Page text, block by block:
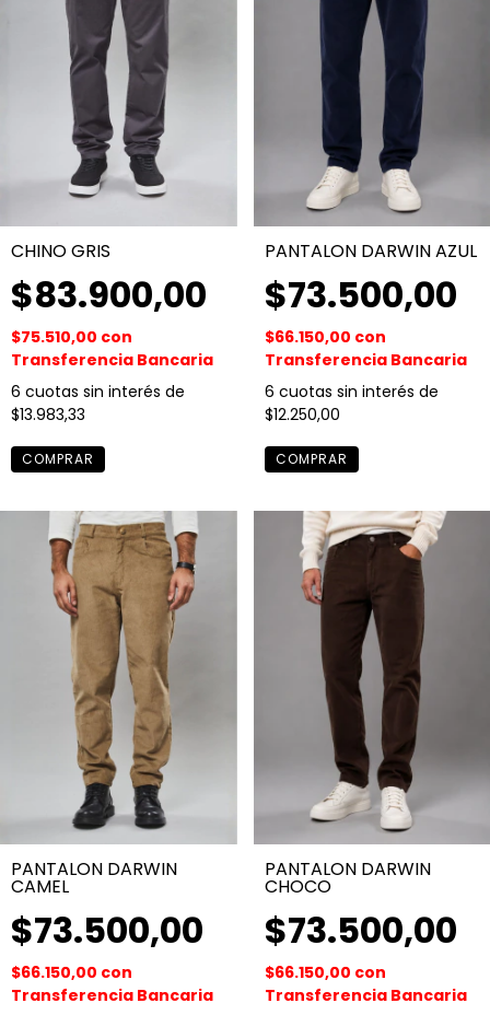
CHINO GRIS
$83.900,00
$75.510,00 con
Transferencia Bancaria
6 cuotas sin interés de
$13.983,33
COMPRAR
PANTALON DARWIN AZUL
$73.500,00
$66.150,00 con
Transferencia Bancaria
6 cuotas sin interés de
$12.250,00
COMPRAR
PANTALON DARWIN
CAMEL
$73.500,00
$66.150,00 con
Transferencia Bancaria
PANTALON DARWIN
CHOCO
$73.500,00
$66.150,00 con
Transferencia Bancaria